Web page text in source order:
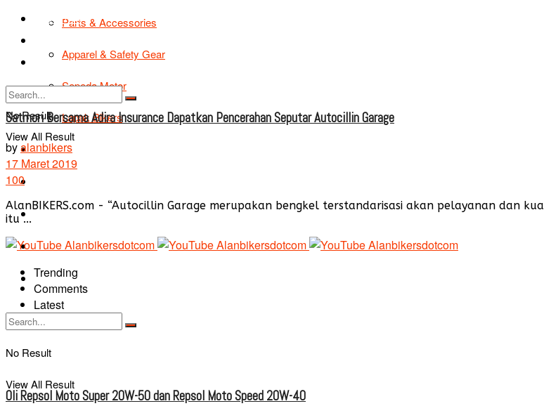
Parts & Accessories
Apparel & Safety Gear
Sepeda Motor
Lapak Bikers
Agenda
TIPS & TRIK
Bikers Cars
Tentang Kami
No Result
View All Result
TIPS & TRIK
Tentang Kami
No Result
View All Result
Satmori Bersama Adira Insurance Dapatkan Pencerahan Seputar Autocillin Garage
byalanbikers
17 Maret 2019
100
AlanBIKERS.com - “Autocillin Garage merupakan bengkel terstandarisasi akan pelayanan dan
itu ...
Trending
Comments
Latest
Oli Repsol Moto Super 20W-50 dan Repsol Moto Speed 20W-40